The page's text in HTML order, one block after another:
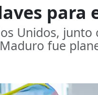
Unidos,
fue